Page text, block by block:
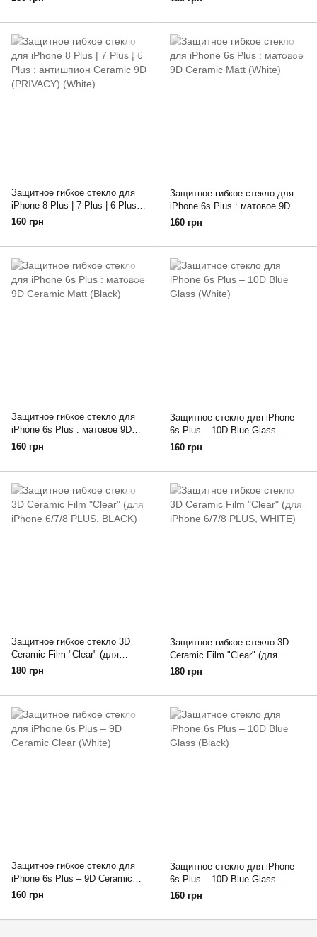
Защитное гибкое стекло для
iPhone 8 Plus | 7 Plus | 6 Plus :
антишпион Ceramic 9D
160 грн
Защитное гибкое стекло для
iPhone 6s Plus : матовое 9D
Ceramic Matt (White)
160 грн
Защитное гибкое стекло для
iPhone 6s Plus : матовое 9D
Ceramic Matt (Black)
160 грн
Защитное стекло для iPhone
6s Plus – 10D Blue Glass
(White)
160 грн
Защитное гибкое стекло 3D
Ceramic Film "Clear" (для
iPhone 6/7/8 PLUS, BLACK)
180 грн
Защитное гибкое стекло 3D
Ceramic Film "Clear" (для
iPhone 6/7/8 PLUS, WHITE)
180 грн
Защитное гибкое стекло для
iPhone 6s Plus – 9D Ceramic
Clear (White)
160 грн
Защитное стекло для iPhone
6s Plus – 10D Blue Glass
(Black)
160 грн